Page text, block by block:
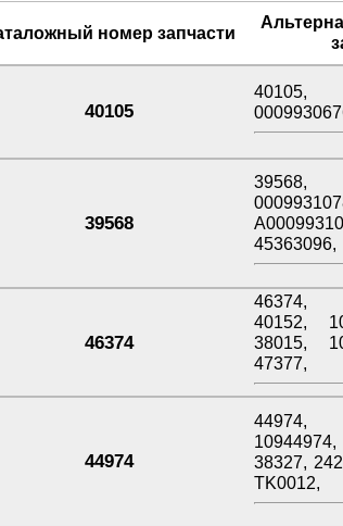
номер запчасти
40105
39568
39568,
45363096,
46374
46374,
40152,
38015,
47377,
44974
44974,
38327,
TK0012,